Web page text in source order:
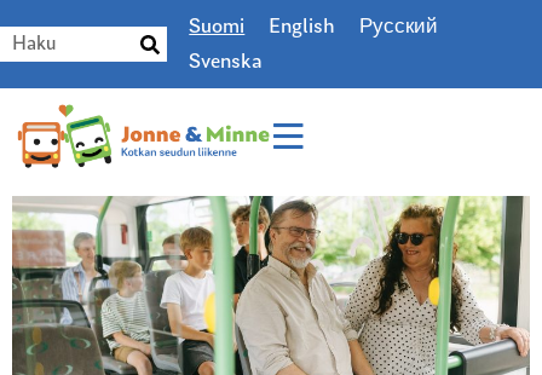
Suomi English
Русский
Svenska